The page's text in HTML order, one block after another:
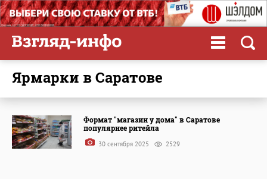
ярмарки в Саратове
Формат "магазин у дома" в Саратове
популярнее ритейла
30 сентября 2025 2529